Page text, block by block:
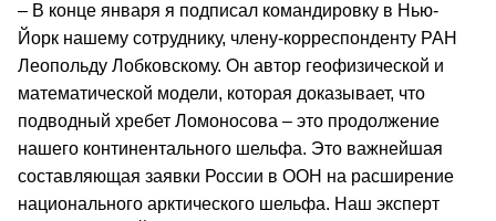
– В конце января я подписал командировку в Нью-
Йорк нашему сотруднику, члену-корреспонденту РАН
Леопольду Лобковскому. Он автор геофизической и
математической модели, которая доказывает, что
подводный хребет Ломоносова – это продолжение
нашего континентального шельфа. Это важнейшая
составляющая заявки России в ООН на расширение
национального арктического шельфа. Наш эксперт